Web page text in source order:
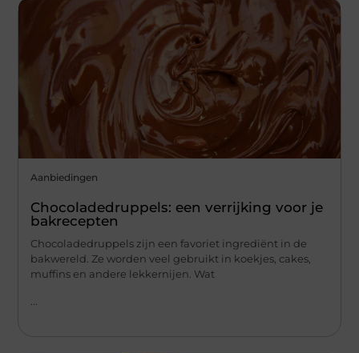
Aanbiedingen
Chocoladedruppels: een verrijking voor je
bakrecepten
Chocoladedruppels zijn een favoriet ingrediënt in de
bakwereld. Ze worden veel gebruikt in koekjes, cakes,
muffins en andere lekkernijen. Wat